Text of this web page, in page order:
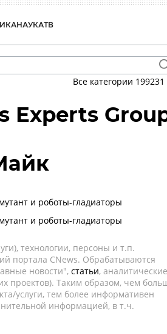
НАУКАТВ
Все категории 199231
Experts
и роботы-гладиаторы
и роботы-гладиаторы
технологии, персоны и т.п.
портала CNews. Обрабатываются
новости", статьи, аналитические
проектов). Таким образом, чем
услуги, тем более информативен
информацией, в т.ч.